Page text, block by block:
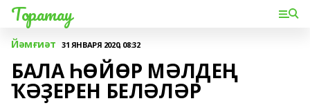
Торатау
Йәмғиәт 31 ЯНВАРЯ 2020, 08:32
БАЛА ҺӨЙӨР МӘЛДЕҢ
ҠӘҘЕРЕН БЕЛӘЛӘР